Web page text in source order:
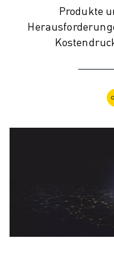
RETROFIT LÖSUNGEN
ROBOTER
ROBOTERFILTER
KOLLABORATIVE ROBOTER
ROBOTIK-PRODUKTE FÜR
KOMPAKTE CNC-
ROBODRILL-FILTER
ROBODRILL KOMPAKTE
Produkte